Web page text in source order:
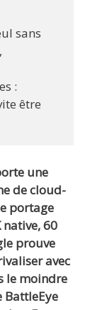
sans
:
être
une
de cloud-
portage
native, 60
prouve
avec
le moindre
BattleEye